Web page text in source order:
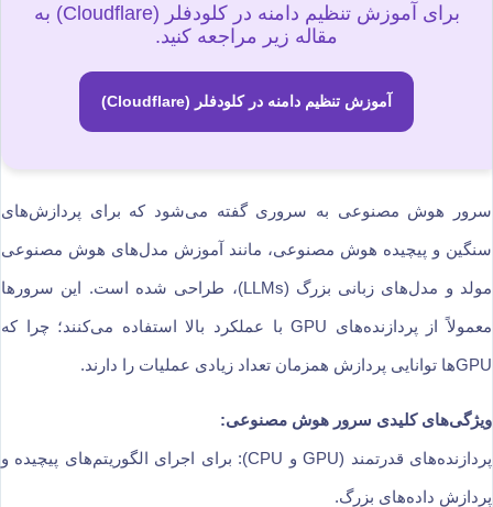
برای آموزش تنظیم دامنه در کلودفلر (Cloudflare) به
مقاله زیر مراجعه کنید.
آموزش تنظیم دامنه در کلودفلر (Cloudflare)
سرور هوش مصنوعی به سروری گفته می‌شود که برای پردازش‌های
سنگین و پیچیده هوش مصنوعی، مانند آموزش مدل‌های هوش مصنوعی
مولد و مدل‌های زبانی بزرگ (LLMs)، طراحی شده است. این سرورها
معمولاً از پردازنده‌های GPU با عملکرد بالا استفاده می‌کنند؛ چرا که
GPU‌ها توانایی پردازش همزمان تعداد زیادی عملیات را دارند.
ویژگی‌های کلیدی سرور هوش مصنوعی:
پردازنده‌های قدرتمند (GPU و CPU): برای اجرای الگوریتم‌های پیچیده و
پردازش داده‌های بزرگ.